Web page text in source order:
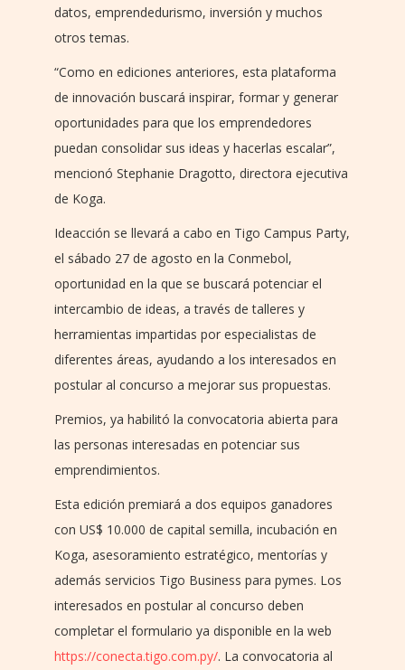
datos, emprendedurismo, inversión y muchos
otros temas.
“Como en ediciones anteriores, esta plataforma
de innovación buscará inspirar, formar y generar
oportunidades para que los emprendedores
puedan consolidar sus ideas y hacerlas escalar”,
mencionó Stephanie Dragotto, directora ejecutiva
de Koga.
Ideacción se llevará a cabo en Tigo Campus Party,
el sábado 27 de agosto en la Conmebol,
oportunidad en la que se buscará potenciar el
intercambio de ideas, a través de talleres y
herramientas impartidas por especialistas de
diferentes áreas, ayudando a los interesados en
postular al concurso a mejorar sus propuestas.
Premios, ya habilitó la convocatoria abierta para
las personas interesadas en potenciar sus
emprendimientos.
Esta edición premiará a dos equipos ganadores
con US$ 10.000 de capital semilla, incubación en
Koga, asesoramiento estratégico, mentorías y
además servicios Tigo Business para pymes. Los
interesados en postular al concurso deben
completar el formulario ya disponible en la web
https://conecta.tigo.com.py/. La convocatoria al